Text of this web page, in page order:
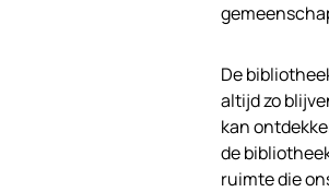
De
altijd zo
kan
de
ruimte die